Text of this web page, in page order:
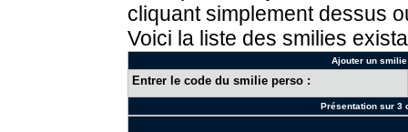
cliquant simplement dessus
Voici la liste des smilies
Ajouter un
Entrer le code du smilie perso :
Présentation sur 3